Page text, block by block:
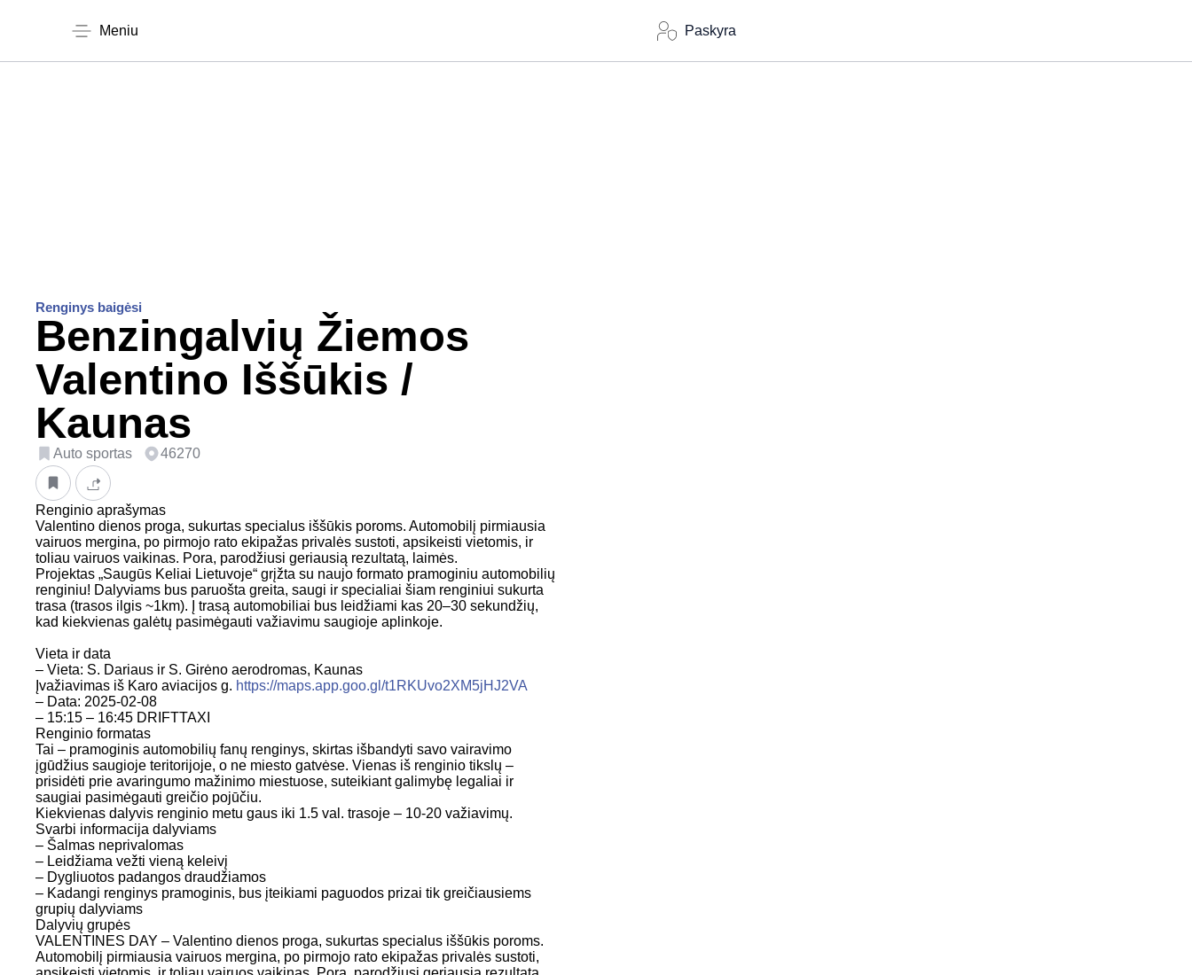
Meniu Paskyra
Renginys baigėsi
Benzingalvių Žiemos
Valentino Iššūkis /
Kaunas
Auto sportas 46270
Renginio aprašymas
Valentino dienos proga, sukurtas specialus iššūkis poroms. Automobilį pirmiausia
vairuos mergina, po pirmojo rato ekipažas privalės sustoti, apsikeisti vietomis, ir
toliau vairuos vaikinas. Pora, parodžiusi geriausią rezultatą, laimės.
Projektas „Saugūs Keliai Lietuvoje“ grįžta su naujo formato pramoginiu automobilių
renginiu! Dalyviams bus paruošta greita, saugi ir specialiai šiam renginiui sukurta
trasa (trasos ilgis ~1km). Į trasą automobiliai bus leidžiami kas 20–30 sekundžių,
kad kiekvienas galėtų pasimėgauti važiavimu saugioje aplinkoje.
Vieta ir data
– Vieta: S. Dariaus ir S. Girėno aerodromas, Kaunas
Įvažiavimas iš Karo aviacijos g. https://maps.app.goo.gl/t1RKUvo2XM5jHJ2VA
– Data: 2025-02-08
– 15:15 – 16:45 DRIFTTAXI
Renginio formatas
Tai – pramoginis automobilių fanų renginys, skirtas išbandyti savo vairavimo
įgūdžius saugioje teritorijoje, o ne miesto gatvėse. Vienas iš renginio tikslų –
prisidėti prie avaringumo mažinimo miestuose, suteikiant galimybę legaliai ir
saugiai pasimėgauti greičio pojūčiu.
Kiekvienas dalyvis renginio metu gaus iki 1.5 val. trasoje – 10-20 važiavimų.
Svarbi informacija dalyviams
– Šalmas neprivalomas
– Leidžiama vežti vieną keleivį
– Dygliuotos padangos draudžiamos
– Kadangi renginys pramoginis, bus įteikiami paguodos prizai tik greičiausiems
grupių dalyviams
Dalyvių grupės
VALENTINES DAY – Valentino dienos proga, sukurtas specialus iššūkis poroms.
Automobilį pirmiausia vairuos mergina, po pirmojo rato ekipažas privalės sustoti,